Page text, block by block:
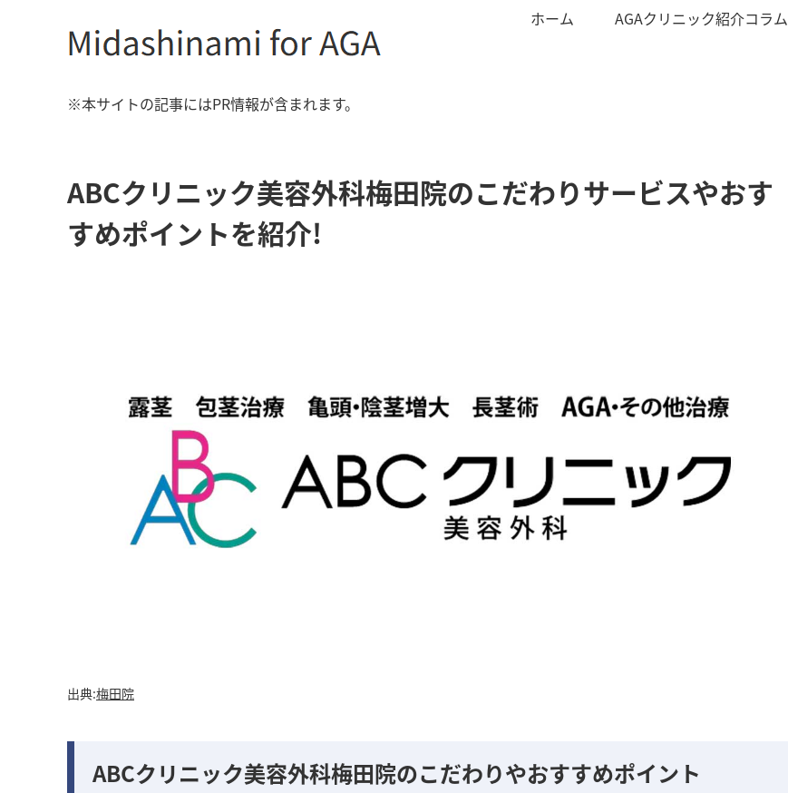
ホーム AGAクリニック紹介コラム
※本サイトの記事にはPR情報が含まれます。
ABCクリニック美容外科梅田院のこだわりサービスやおす
すめポイントを紹介!
出典:梅田院
ABCクリニック美容外科梅田院のこだわりやおすすめポイント